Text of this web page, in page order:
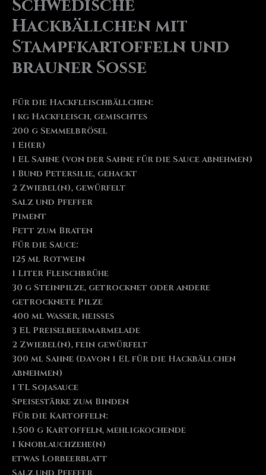
Schwedische
Hackbällchen mit
Stampfkartoffeln und
brauner Soße
Für die Hackfleischbällchen:
1 kg Hackfleisch, gemischtes
200 g Semmelbrösel
1 Ei(er)
1 EL Sahne (von der Sahne für die Sauce abnehmen)
1 Bund Petersilie, gehackt
2 Zwiebel(n), gewürfelt
Salz und Pfeffer
Piment
Fett zum Braten
Für die Sauce:
125 ml Rotwein
1 Liter Fleischbrühe
30 g Steinpilze, getrocknet oder andere
getrocknete Pilze
400 ml Wasser, heißes
3 EL Preiselbeermarmelade
2 Zwiebel(n), fein gewürfelt
300 ml Sahne (davon 1 EL für die Hackbällchen
abnehmen)
1 TL Sojasauce
Speisestärke zum Binden
Für die Kartoffeln:
1.500 g Kartoffeln, mehligkochende
1 Knoblauchzehe(n)
etwas Lorbeerblatt